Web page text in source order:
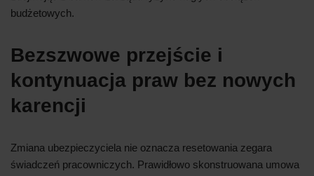
budżetowych.
Bezszwowe przejście i
kontynuacja praw bez nowych
karencji
Zmiana ubezpieczyciela nie oznacza resetowania zegara
świadczeń pracowniczych. Prawidłowo skonstruowana umowa